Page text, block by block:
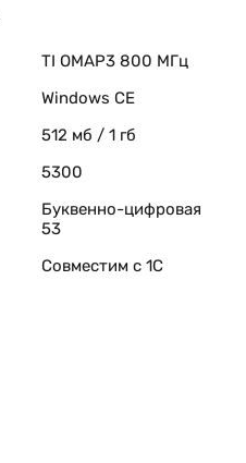
TI OMAP3 800 МГц
Windows CE
512 мб / 1 гб
5300
Буквенно-цифровая
53
Совместим с 1С